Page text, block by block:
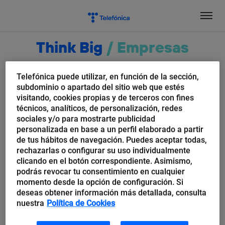
Think Big / Empresas
Vulnerabilidades
ElevenPaths
Adultérios do Ashley Madison
Telefónica puede utilizar, en función de la sección,
subdominio o apartado del sitio web que estés
visitando, cookies propias y de terceros con fines
técnicos, analíticos, de personalización, redes
sociales y/o para mostrarte publicidad
personalizada en base a un perfil elaborado a partir
de tus hábitos de navegación. Puedes aceptar todas,
rechazarlas o configurar su uso individualmente
clicando en el botón correspondiente. Asimismo,
podrás revocar tu consentimiento en cualquier
momento desde la opción de configuración. Si
deseas obtener información más detallada, consulta
nuestra Política de Cookies